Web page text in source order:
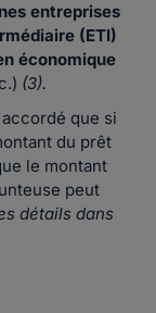
entreprises
(ETI)
économique
(3).
que si
du prêt
le montant
peut
détails dans